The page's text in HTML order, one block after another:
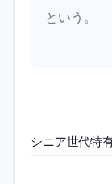
という。
シニア世代特